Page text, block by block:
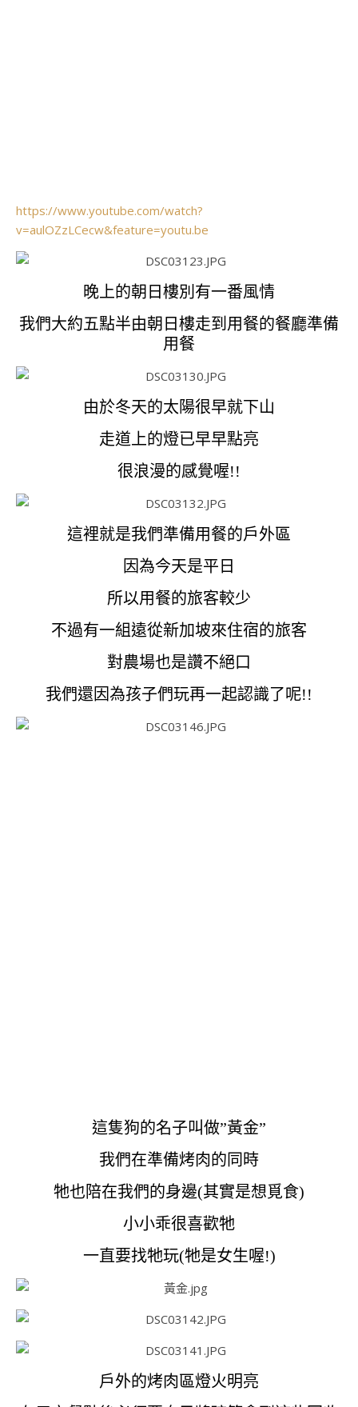
https://www.youtube.com/watch?
v=aulOZzLCecw&feature=youtu.be
晚上的朝日樓別有一番風情
我們大約五點半由朝日樓走到用餐的餐廳準備
用餐
由於冬天的太陽很早就下山
走道上的燈已早早點亮
很浪漫的感覺喔!!
這裡就是我們準備用餐的戶外區
因為今天是平日
所以用餐的旅客較少
不過有一組遠從新加坡來住宿的旅客
對農場也是讚不絕口
我們還因為孩子們玩再一起認識了呢!!
這隻狗的名子叫做”黃金”
我們在準備烤肉的同時
牠也陪在我們的身邊(其實是想覓食)
小小乖很喜歡牠
一直要找牠玩(牠是女生喔!)
戶外的烤肉區燈火明亮